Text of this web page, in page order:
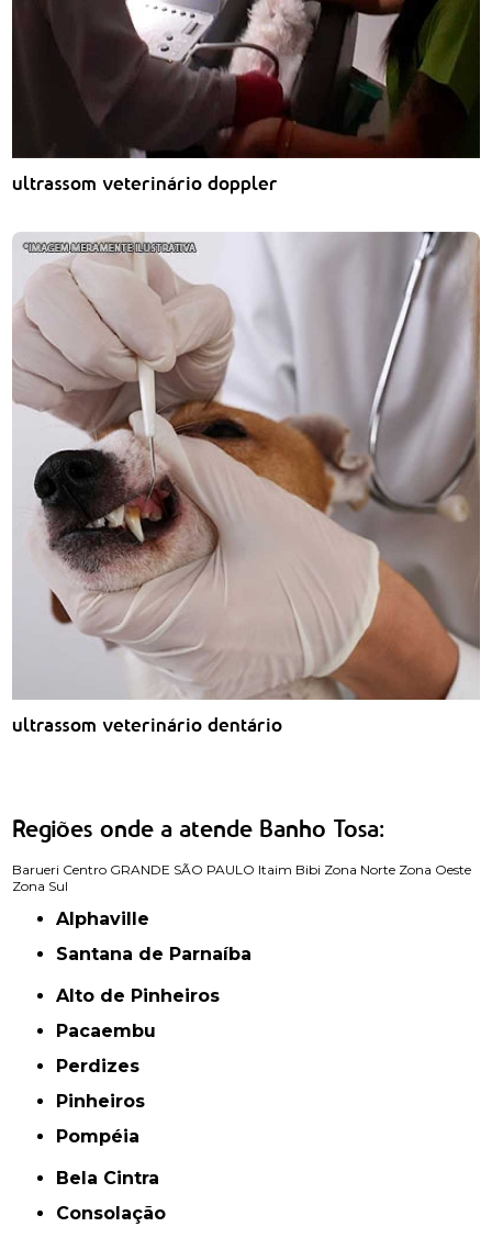
ultrassom veterinário doppler
ultrassom veterinário dentário
Regiões onde a atende Banho Tosa:
Barueri Centro GRANDE SÃO PAULO Itaim Bibi Zona Norte Zona Oeste
Zona Sul
Alphaville
Santana de Parnaíba
Alto de Pinheiros
Pacaembu
Perdizes
Pinheiros
Pompéia
Bela Cintra
Consolação